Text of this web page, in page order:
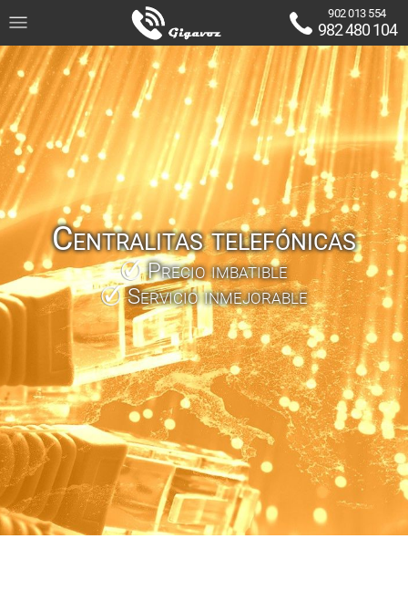
902 013 554
982 480 104
Centralitas telefónicas
Precio imbatible
Servicio inmejorable